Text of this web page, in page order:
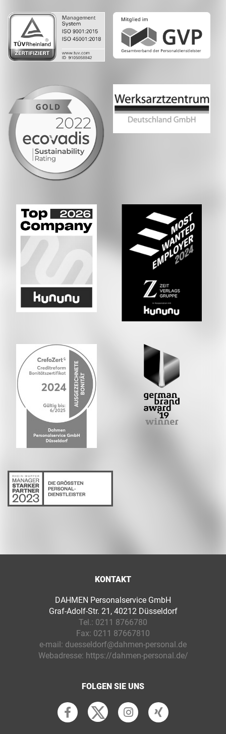
KONTAKT
DAHMEN Personalservice GmbH
Graf-Adolf-Str. 21, 40212 Düsseldorf
Tel.: 0211 8766780
Fax: 0211 87667810
e-mail: duesseldorf@dahmen-personal.de
Webadresse: https://dahmen-personal.de/
FOLGEN SIE UNS